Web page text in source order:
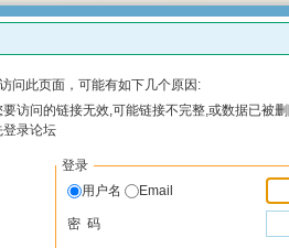
问此页面，可能有如下几个原因:
访问的链接无效,可能链接不完整,或数据已被
登录论坛
登录
用户名
Email
密 码